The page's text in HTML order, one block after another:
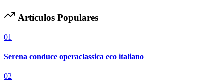
Artículos Populares
01
Serena conduce operaclassica eco italiano
02